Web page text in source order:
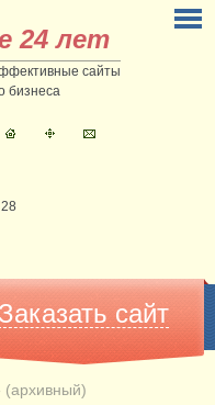
24 лет
сайты
бизнеса
Заказать сайт
(архивный)